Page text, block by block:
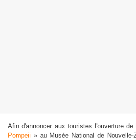
Afin d'annoncer aux touristes l'ouverture
Pompeii » au Musée National de Nouvelle-